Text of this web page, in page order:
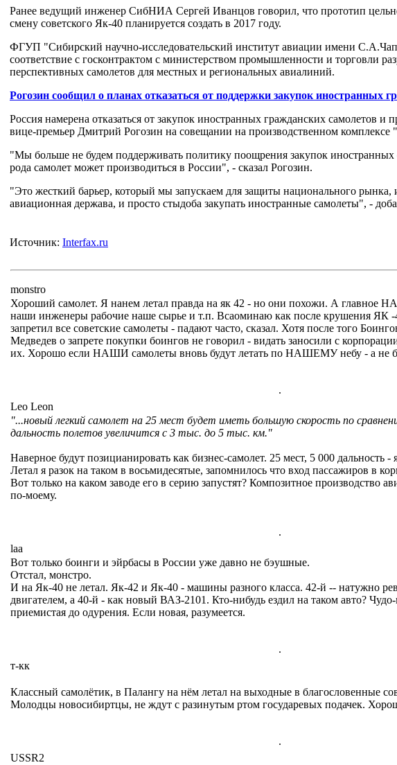
Ранее ведущий инженер СибНИА Сергей Иванцов говорил, что прототип
смену советского Як-40 планируется создать в 2017 году.
ФГУП "Сибирский научно-исследовательский институт авиации имени
соответствие с госконтрактом с министерством промышленности и торговли
перспективных самолетов для местных и региональных авиалиний.
Рогозин сообщил о планах отказаться от поддержки закупок иностранных
Россия намерена отказаться от закупок иностранных гражданских самолетов и
вице-премьер Дмитрий Рогозин на совещании на производственном
"Мы больше не будем поддерживать политику поощрения закупок иностранных
рода самолет может производиться в России", - сказал Рогозин.
"Это жесткий барьер, который мы запускаем для защиты национального рынка,
авиационная держава, и просто стыдоба закупать иностранные самолеты", -
Источник: Interfax.ru
monstro
Хороший самолет. Я нанем летал правда на як 42 - но они похожи. А главное
наши инженеры рабочие наше сырье и т.п. Всаоминаю как после крушения ЯК
запретил все советские самолеты - падают часто, сказал. Хотя после того
Медведев о запрете покупки боингов не говорил - видать заносили с
их. Хорошо если НАШИ самолеты вновь будут летать по НАШЕМУ небу - а не
.
Leo Leon
"...новый легкий самолет на 25 мест будет иметь большую скорость по
дальность полетов увеличится с 3 тыс. до 5 тыс. км."
Наверное будут позицианировать как бизнес-самолет. 25 мест, 5 000 дальность
Летал я разок на таком в восьмидесятые, запомнилось что вход пассажиров в
Вот только на каком заводе его в серию запустят? Композитное производство
по-моему.
.
laa
Вот только боинги и эйрбасы в России уже давно не бэушные.
Отстал, монстро.
И на Як-40 не летал. Як-42 и Як-40 - машины разного класса. 42-й -- натужно
двигателем, а 40-й - как новый ВАЗ-2101. Кто-нибудь ездил на таком авто?
приемистая до одурения. Если новая, разумеется.
.
т-кк
Классный самолётик, в Палангу на нём летал на выходные в благословенные
Молодцы новосибиртцы, не ждут с разинутым ртом государевых подачек.
.
USSR2